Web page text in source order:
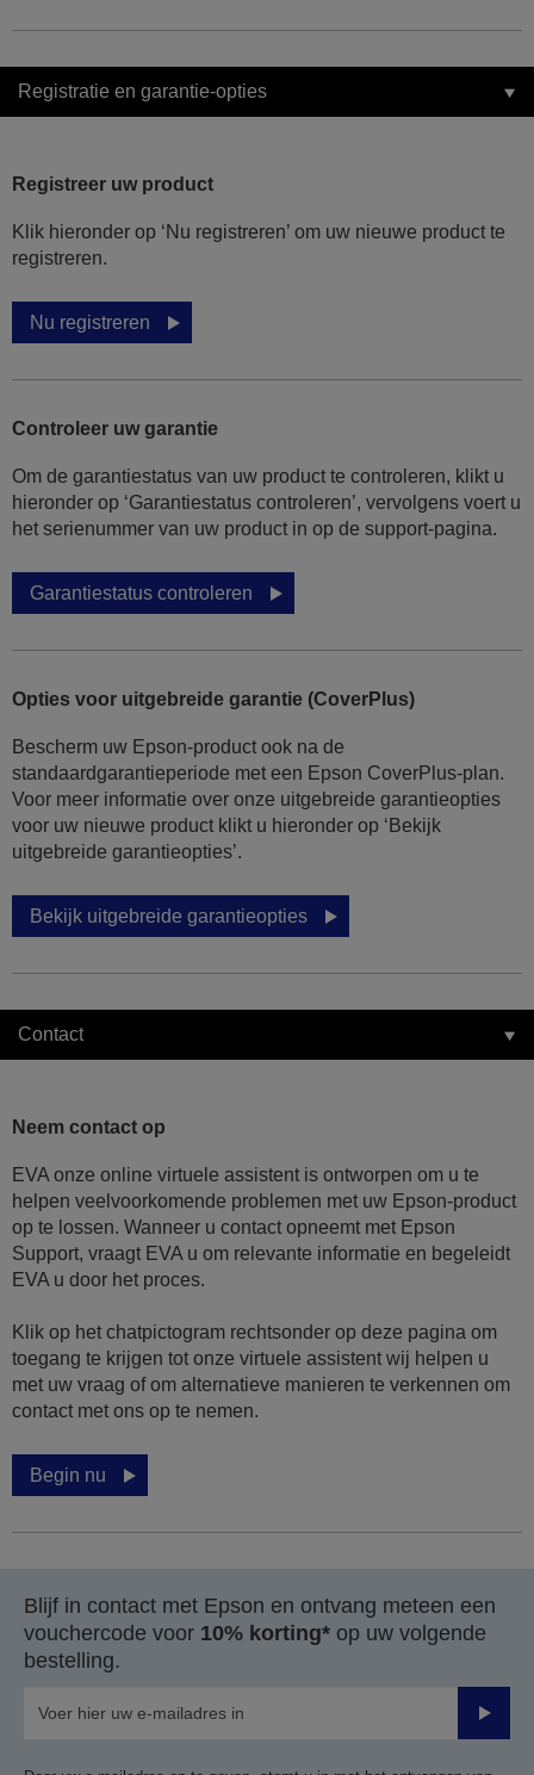
Registratie en garantie-opties
Registreer uw product
Klik hieronder op ‘Nu registreren’ om uw nieuwe product te
registreren.
Nu registreren
Controleer uw garantie
Om de garantiestatus van uw product te controleren, klikt u
hieronder op ‘Garantiestatus controleren’, vervolgens voert u
het serienummer van uw product in op de support-pagina.
Garantiestatus controleren
Opties voor uitgebreide garantie (CoverPlus)
Bescherm uw Epson-product ook na de
standaardgarantieperiode met een Epson CoverPlus-plan.
Voor meer informatie over onze uitgebreide garantieopties
voor uw nieuwe product klikt u hieronder op ‘Bekijk
uitgebreide garantieopties’.
Bekijk uitgebreide garantieopties
Contact
Neem contact op
EVA onze online virtuele assistent is ontworpen om u te
helpen veelvoorkomende problemen met uw Epson-product
op te lossen. Wanneer u contact opneemt met Epson
Support, vraagt EVA u om relevante informatie en begeleidt
EVA u door het proces.
Klik op het chatpictogram rechtsonder op deze pagina om
toegang te krijgen tot onze virtuele assistent wij helpen u
met uw vraag of om alternatieve manieren te verkennen om
contact met ons op te nemen.
Begin nu
Blijf in contact met Epson en ontvang meteen een
vouchercode voor 10% korting* op uw volgende
bestelling.